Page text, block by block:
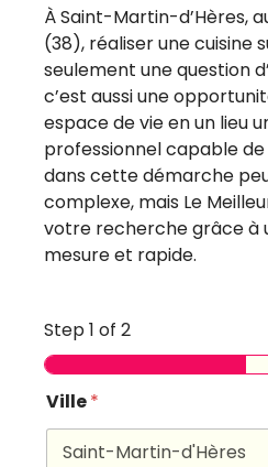
À Saint-Martin-d’Hères,
(38), réaliser une cuisine
seulement une question
c’est aussi une
espace de vie en un lieu
professionnel capable
dans cette démarche
complexe, mais Le
votre recherche grâce à
mesure et rapide.
Step1 of 2
Ville*